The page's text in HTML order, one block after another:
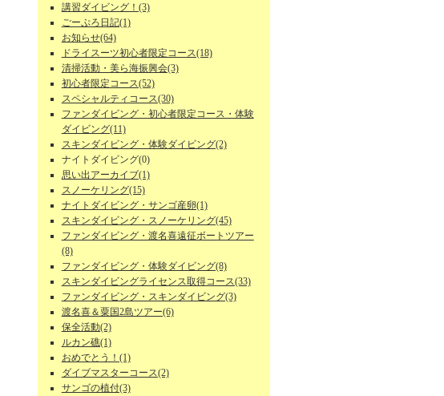
講習ダイビング！(3)
ごーぷろ日記(1)
お知らせ(64)
ドライスーツ初心者限定コース(18)
清掃活動・美ら海振興会(3)
初心者限定コース(52)
スペシャルティコース(30)
ファンダイビング・初心者限定コース・体験
ダイビング(11)
スキンダイビング・体験ダイビング(2)
ナイトダイビング(0)
思い出アーカイブ(1)
スノーケリング(15)
ナイトダイビング・サンゴ産卵(1)
スキンダイビング・スノーケリング(45)
ファンダイビング・渡名喜遠征ボートツアー
(8)
ファンダイビング・体験ダイビング(8)
スキンダイビングライセンス取得コース(33)
ファンダイビング・スキンダイビング(3)
渡名喜＆粟国2島ツアー(6)
保全活動(2)
ルカン礁(1)
おめでとう！(1)
ダイブマスターコース(2)
サンゴの植付(3)